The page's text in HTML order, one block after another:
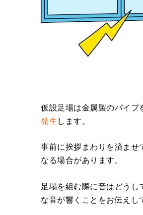
仮設足場は金属製のパイプ
発生します。
事前に挨拶まわりを済ま
なる場合があります。
足場を組む際に音はどう
な音が響くことをお伝えし